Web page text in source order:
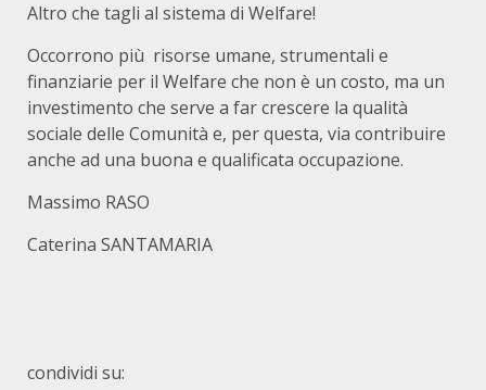
Altro che tagli al sistema di Welfare!
Occorrono più risorse umane, strumentali e
finanziarie per il Welfare che non è un costo, ma un
investimento che serve a far crescere la qualità
sociale delle Comunità e, per questa, via contribuire
anche ad una buona e qualificata occupazione.
Massimo RASO
Caterina SANTAMARIA
condividi su: